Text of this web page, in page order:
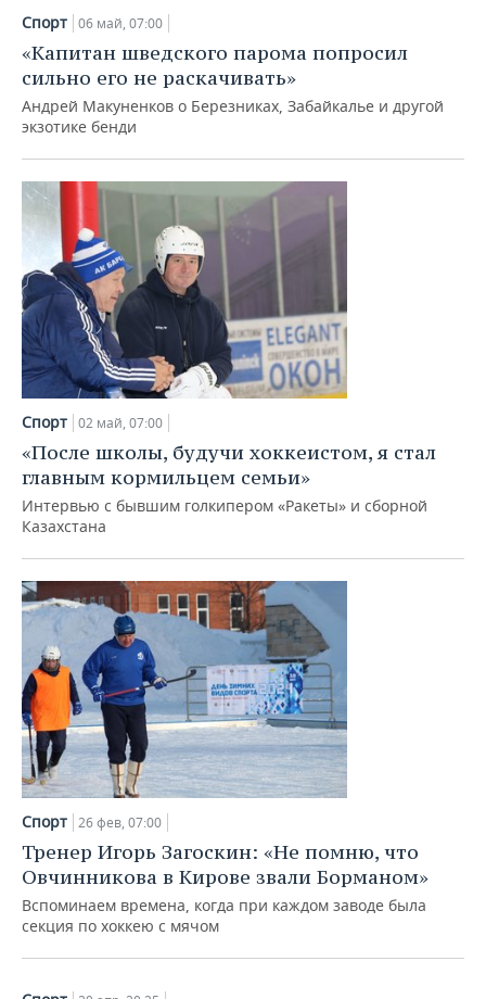
Спорт 06 май, 07:00
«Капитан шведского парома попросил
сильно его не раскачивать»
Андрей Макуненков о Березниках, Забайкалье и другой
экзотике бенди
Спорт 02 май, 07:00
«После школы, будучи хоккеистом, я стал
главным кормильцем семьи»
Интервью с бывшим голкипером «Ракеты» и сборной
Казахстана
Спорт 26 фев, 07:00
Тренер Игорь Загоскин: «Не помню, что
Овчинникова в Кирове звали Борманом»
Вспоминаем времена, когда при каждом заводе была
секция по хоккею с мячом